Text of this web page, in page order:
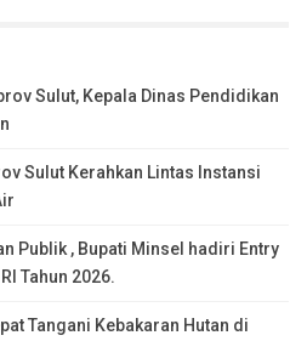
Sulut, Kepala Dinas Pendidikan
Sulut Kerahkan Lintas Instansi
Publik , Bupati Minsel hadiri Entry
Tahun 2026.
Tangani Kebakaran Hutan di